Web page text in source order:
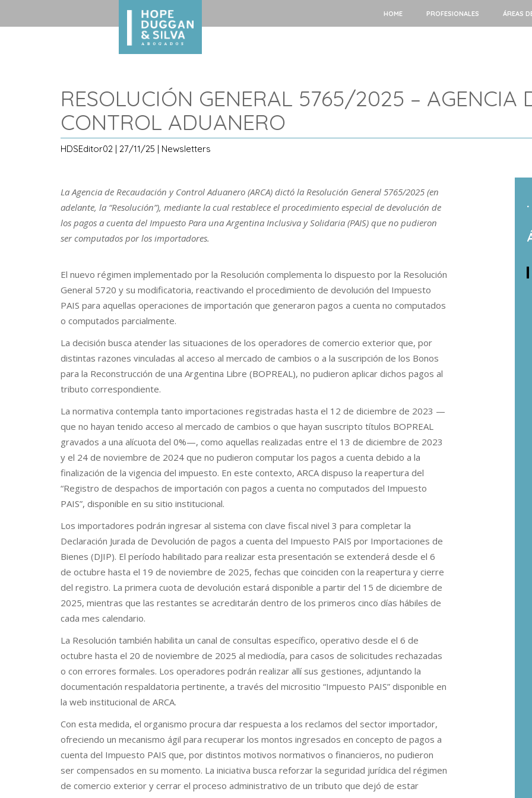
HOME PROFESIONALES ÁREAS
RESOLUCIÓN GENERAL 5765/2025 – AGENCIA
CONTROL ADUANERO
HDSEditor02 | 27/11/25 | Newsletters
La Agencia de Recaudación y Control Aduanero (ARCA) dictó la Resolución General 5765/2025 (en
adelante, la “Resolución”), mediante la cual restablece el procedimiento especial de devolución de
los pagos a cuenta del Impuesto Para una Argentina Inclusiva y Solidaria (PAIS) que no pudieron
ser computados por los importadores.
El nuevo régimen implementado por la Resolución complementa lo dispuesto por la Resolución
General 5720 y su modificatoria, reactivando el procedimiento de devolución del Impuesto
PAIS para aquellas operaciones de importación que generaron pagos a cuenta no computados
o computados parcialmente.
La decisión busca atender las situaciones de los operadores de comercio exterior que, por
distintas razones vinculadas al acceso al mercado de cambios o a la suscripción de los Bonos
para la Reconstrucción de una Argentina Libre (BOPREAL), no pudieron aplicar dichos pagos al
tributo correspondiente.
La normativa contempla tanto importaciones registradas hasta el 12 de diciembre de 2023 —
que no hayan tenido acceso al mercado de cambios o que hayan suscripto títulos BOPREAL
gravados a una alícuota del 0%—, como aquellas realizadas entre el 13 de diciembre de 2023
y el 24 de noviembre de 2024 que no pudieron computar los pagos a cuenta debido a la
finalización de la vigencia del impuesto. En este contexto, ARCA dispuso la reapertura del
“Registro de despachos de importación con pagos a cuenta no computados del Impuesto
PAIS”, disponible en su sitio institucional.
Los importadores podrán ingresar al sistema con clave fiscal nivel 3 para completar la
Declaración Jurada de Devolución de pagos a cuenta del Impuesto PAIS por Importaciones de
Bienes (DJIP). El período habilitado para realizar esta presentación se extenderá desde el 6
de octubre hasta el 19 de noviembre de 2025, fechas que coinciden con la reapertura y cierre
del registro. La primera cuota de devolución estará disponible a partir del 15 de diciembre de
2025, mientras que las restantes se acreditarán dentro de los primeros cinco días hábiles de
cada mes calendario.
La Resolución también habilita un canal de consultas específico, operativo desde el 6 de
octubre hasta el 20 de noviembre de 2025 al mediodía, para casos de solicitudes rechazadas
o con errores formales. Los operadores podrán realizar allí sus gestiones, adjuntando la
documentación respaldatoria pertinente, a través del micrositio “Impuesto PAIS” disponible en
la web institucional de ARCA.
Con esta medida, el organismo procura dar respuesta a los reclamos del sector importador,
ofreciendo un mecanismo ágil para recuperar los montos ingresados en concepto de pagos a
cuenta del Impuesto PAIS que, por distintos motivos normativos o financieros, no pudieron
ser compensados en su momento. La iniciativa busca reforzar la seguridad jurídica del régimen
de comercio exterior y cerrar el proceso administrativo de un tributo que dejó de estar
.